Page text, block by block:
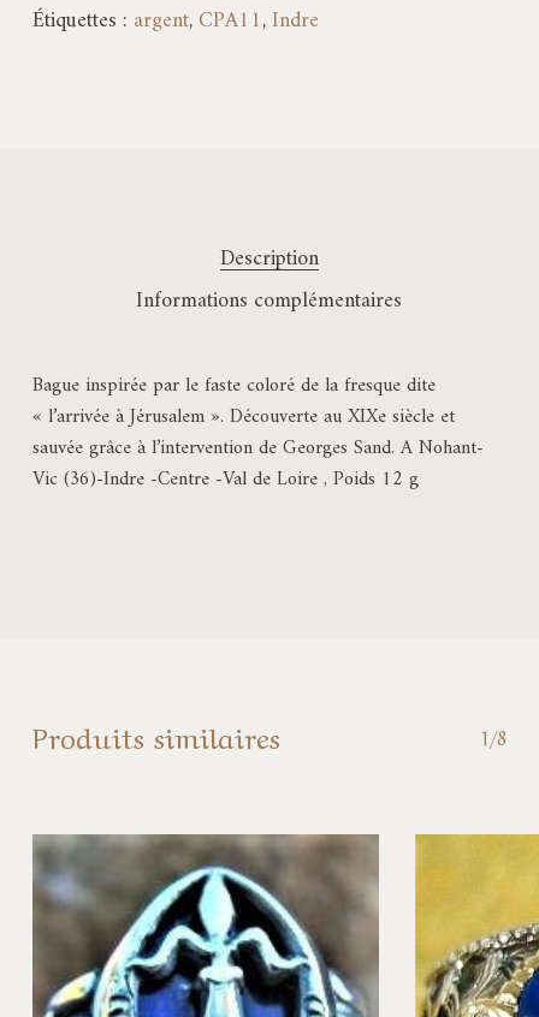
Étiquettes : argent,CPA11,Indre
Description
Informations complémentaires
Bague inspirée par le faste coloré de la fresque dite
« l’arrivée à Jérusalem ». Découverte au XIXe siècle et
sauvée grâce à l’intervention de Georges Sand. A Nohant-
Vic (36)-Indre -Centre -Val de Loire , Poids 12 g
Produits similaires 1/8